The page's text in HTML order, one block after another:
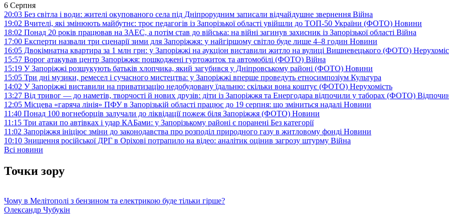
6 Серпня
20:03 Без світла і води: жителі окупованого села під Дніпрорудним записали відчайдушне звернення Війна
19:02 Вчителі, які змінюють майбутнє: троє педагогів із Запорізької області увійшли до ТОП-50 України (ФОТО) Новини
18:02 Понад 20 років працював на ЗАЕС, а потім став до війська: на війні загинув захисник із Запорізької області Війна
17:00 Експерти назвали три сценарії зими для Запоріжжя: у найгіршому світло буде лише 4–8 годин Новини
16:05 Двокімнатна квартира за 1 млн грн: у Запоріжжі на аукціон виставили житло на вулиці Вишневецького (ФОТО)
15:57 Ворог атакував центр Запоріжжя: пошкоджені гуртожиток та автомобілі (ФОТО) Війна
15:19 У Запоріжжі розшукують батьків хлопчика, який загубився у Дніпровському районі (ФОТО) Новини
15:05 Три дні музики, ремесел і сучасного мистецтва: у Запоріжжі вперше проведуть етносимпозіум Культура
14:02 У Запоріжжі виставили на приватизацію недобудовану їдальню: скільки вона коштує (ФОТО) Нерухомість
13:27 Від тривог — до наметів, творчості й нових друзів: діти із Запоріжжя та Енергодара відпочили у таборах (ФОТО)
12:05 Місцева «гаряча лінія» ПФУ в Запорізькій області працює до 19 серпня: що зміниться надалі Новини
11:40 Понад 100 вогнеборців залучали до ліквідації пожеж біля Запоріжжя (ФОТО) Новини
11:15 Три атаки по автівках і удар КАБами: у Запорізькому районі є поранені Без категорії
11:02 Запоріжжя ініціює зміни до законодавства про розподіл природного газу в житловому фонді Новини
10:10 Знищення російської ДРГ в Оріхові потрапило на відео: аналітик оцінив загрозу штурму Війна
Всі новини
Точки зору
Чому в Мелітополі з бензином та електрикою буде тільки гірше?
Олександр Чубукін